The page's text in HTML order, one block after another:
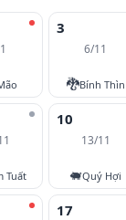
3
6/11
🐉Bính Thìn
Tuất
10
13/11
🐖Quý Hợi
17